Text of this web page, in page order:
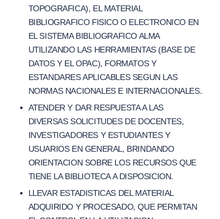
TOPOGRAFICA), EL MATERIAL
BIBLIOGRAFICO FISICO O ELECTRONICO EN
EL SISTEMA BIBLIOGRAFICO ALMA
UTILIZANDO LAS HERRAMIENTAS (BASE DE
DATOS Y EL OPAC), FORMATOS Y
ESTANDARES APLICABLES SEGUN LAS
NORMAS NACIONALES E INTERNACIONALES.
ATENDER Y DAR RESPUESTA A LAS
DIVERSAS SOLICITUDES DE DOCENTES,
INVESTIGADORES Y ESTUDIANTES Y
USUARIOS EN GENERAL, BRINDANDO
ORIENTACION SOBRE LOS RECURSOS QUE
TIENE LA BIBLIOTECA A DISPOSICION.
LLEVAR ESTADISTICAS DEL MATERIAL
ADQUIRIDO Y PROCESADO, QUE PERMITAN